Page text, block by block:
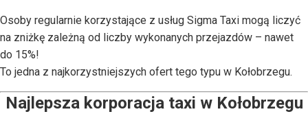
Osoby regularnie korzystające z usług Sigma Taxi mogą liczyć
na zniżkę zależną od liczby wykonanych przejazdów – nawet
do 15%!
To jedna z najkorzystniejszych ofert tego typu w Kołobrzegu.
Najlepsza korporacja taxi w Kołobrzegu